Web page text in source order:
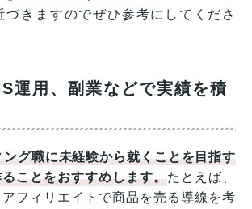
づきますのでぜひ参考にしてくださ
運用、副業などで実績を積
グ職に未経験から就くことを目指す
ことをおすすめします。たとえば、
フィリエイトで商品を売る導線を考